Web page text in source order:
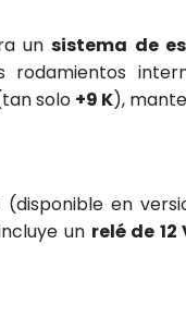
unsistema de
solo +9 K),
(disponible en
un relé de 12